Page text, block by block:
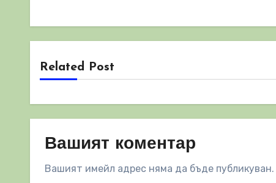
Related Post
Вашият коментар
Вашият имейл адрес няма да бъде публикуван.